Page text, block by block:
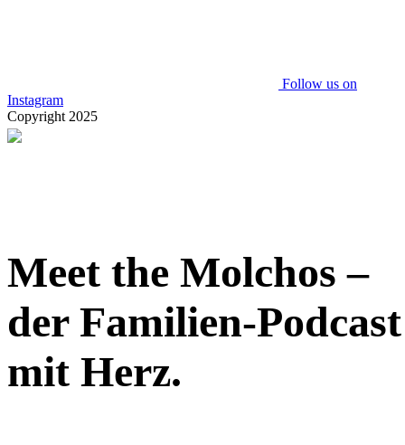
Follow us on
Instagram
Copyright 2025
Meet the Molchos –
der Familien-Podcast
mit Herz.